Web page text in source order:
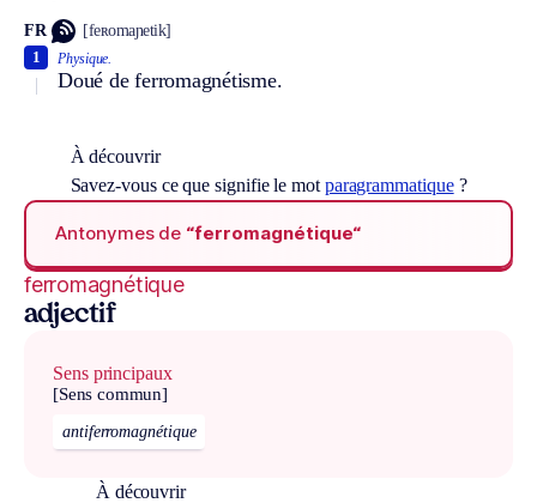
FR [feʀomaɲetik]
Physique.
Doué de ferromagnétisme.
1
À découvrir
Savez-vous ce que signifie le mot paragrammatique?
Antonymes de “ferromagnétique“
ferromagnétique
adjectif
Sens principaux
[Sens commun]
antiferromagnétique
À découvrir